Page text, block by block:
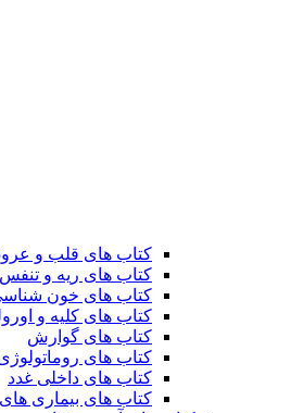
کتاب های قلب و
کتاب های ریه و تنفس
کتاب های خون
کتاب های کلیه و
کتاب های گوارش
کتاب های
کتاب های داخلی غدد
کتاب های بیماری